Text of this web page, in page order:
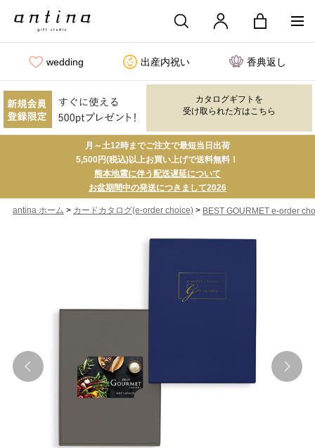
wedding 出産内祝い 香典返し
カタログギフトを
受け取られた方はこちら
月～土12時までご注文で最短当日出荷
5,500円(税込)以上お買い上げで送料無料！
熊本地震に伴う配送遅延について
お盆期間中の発送につきまして2026
antina ホーム > カードカタログ(e-order choice)> BEST GOURMET e-order